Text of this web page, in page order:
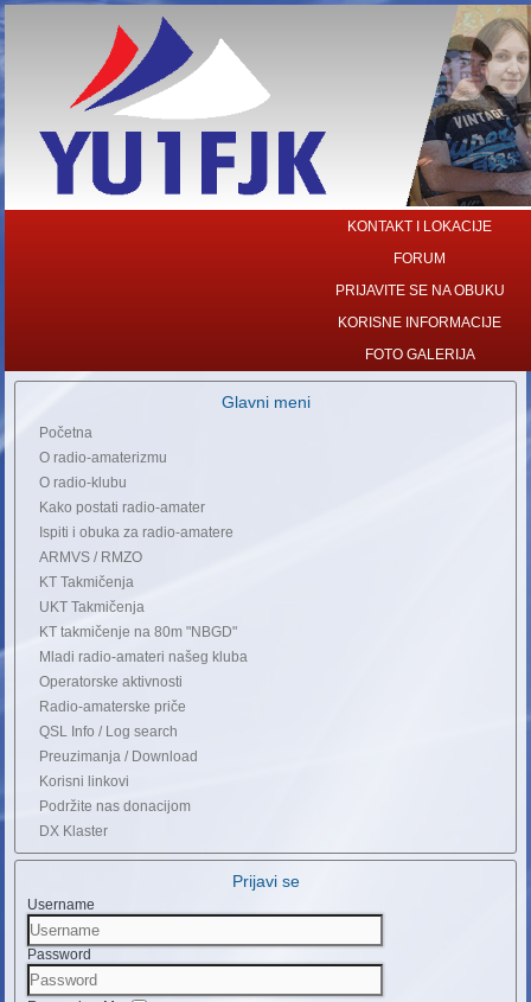
KONTAKT I LOKACIJE
FORUM
PRIJAVITE SE NA OBUKU
KORISNE INFORMACIJE
FOTO GALERIJA
Glavni meni
Početna
O radio-amaterizmu
O radio-klubu
Kako postati radio-amater
Ispiti i obuka za radio-amatere
ARMVS / RMZO
KT Takmičenja
UKT Takmičenja
KT takmičenje na 80m "NBGD"
Mladi radio-amateri našeg kluba
Operatorske aktivnosti
Radio-amaterske priče
QSL Info / Log search
Preuzimanja / Download
Korisni linkovi
Podržite nas donacijom
DX Klaster
Prijavi se
Username
Password